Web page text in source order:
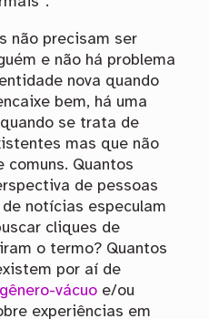
não precisam ser
e não há problema
nova quando
bem, há uma
se trata de
mas que não
comuns. Quantos
de pessoas
notícias especulam
cliques de
o termo? Quantos
por aí de
gênero-vácuoe/ou
experiências em